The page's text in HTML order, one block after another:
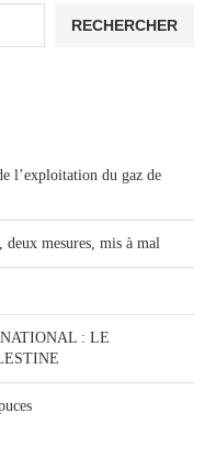
RECHERCHER
l’exploitation du gaz de
mesures, mis à mal
: LE